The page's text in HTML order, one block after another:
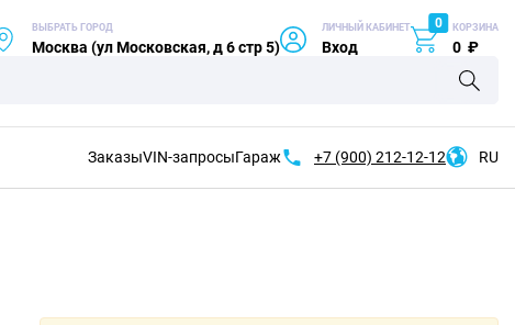
ВЫБРАТЬ ГОРОД
Москва (ул Московская, д 6 стр 5)
ЛИЧНЫЙ КАБИНЕТ
Вход
0 КОРЗИНА
0 ₽
ЗаказыVIN-запросыГараж +7 (900) 212-12-12 RU